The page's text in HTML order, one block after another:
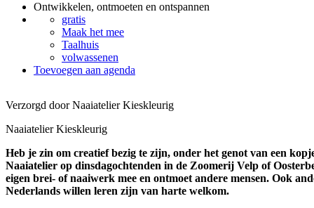
Ontwikkelen, ontmoeten en ontspannen
gratis
Maak het mee
Taalhuis
volwassenen
Toevoegen aan agenda
Verzorgd door Naaiatelier Kieskleurig
Naaiatelier Kieskleurig
Heb je zin om creatief bezig te zijn, onder het genot van een
Naaiatelier op dinsdagochtenden in de Zoomerij Velp of
eigen brei- of naaiwerk mee en ontmoet andere mensen. Ook
Nederlands willen leren zijn van harte welkom.